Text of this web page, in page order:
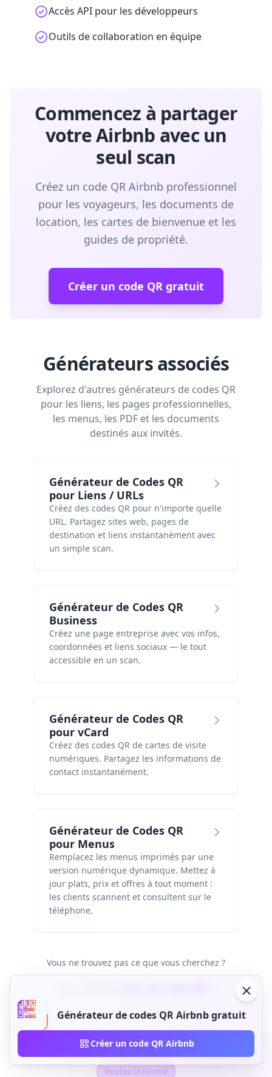
Accès API pour les développeurs
Outils de collaboration en équipe
Commencez à partager
votre Airbnb avec un
seul scan
Créez un code QR Airbnb professionnel
pour les voyageurs, les documents de
location, les cartes de bienvenue et les
guides de propriété.
Créer un code QR gratuit
Générateurs associés
Explorez d'autres générateurs de codes QR
pour les liens, les pages professionnelles,
les menus, les PDF et les documents
destinés aux invités.
Générateur de Codes QR
pour Liens / URLs
Créez des codes QR pour n'importe quelle
URL. Partagez sites web, pages de
destination et liens instantanément avec
un simple scan.
Générateur de Codes QR
Business
Créez une page entreprise avec vos infos,
coordonnées et liens sociaux — le tout
accessible en un scan.
Générateur de Codes QR
pour vCard
Créez des codes QR de cartes de visite
numériques. Partagez les informations de
contact instantanément.
Générateur de Codes QR
pour Menus
Remplacez les menus imprimés par une
version numérique dynamique. Mettez à
jour plats, prix et offres à tout moment :
les clients scannent et consultent sur le
téléphone.
Vous ne trouvez pas ce que vous cherchez ?
Générateur de codes QR Airbnb gratuit
Créer un code QR Airbnb
Restez informé